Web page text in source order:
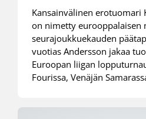
Kansainvälinen erotuomari
on nimetty eurooppalaisen
seurajoukkuekauden
vuotias Andersson jakaa
Euroopan liigan
Fourissa, Venäjän